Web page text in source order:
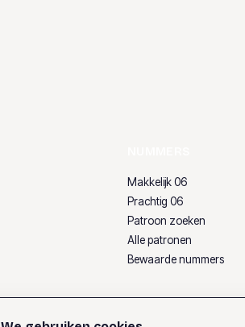
Makkelijk 06
Prachtig 06
Patroon zoeken
Alle patronen
Bewaarde nummers